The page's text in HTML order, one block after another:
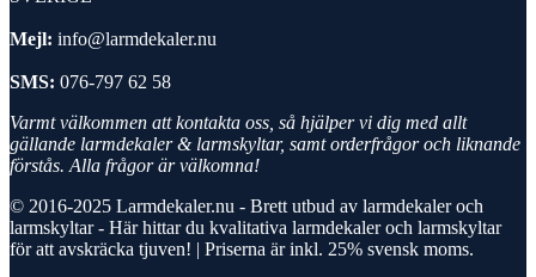
Mejl: info@larmdekaler.nu
SMS: 076-797 62 58
Varmt välkommen att kontakta oss, så hjälper vi dig med allt
gällande larmdekaler & larmskyltar, samt orderfrågor och liknande
förstås. Alla frågor är välkomna!
© 2016-2025 Larmdekaler.nu - Brett utbud av larmdekaler och
larmskyltar- Här hittar du kvalitativa larmdekaler och larmskyltar
för att avskräcka tjuven! | Priserna är inkl. 25% svensk moms.